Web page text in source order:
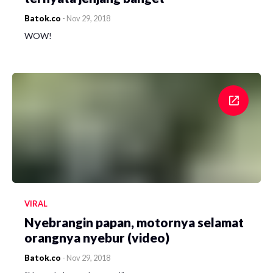
Batok.co - Nov 29, 2018
WOW!
VIRAL
Nyebrangin papan, motornya selamat
orangnya nyebur (video)
Batok.co - Nov 29, 2018